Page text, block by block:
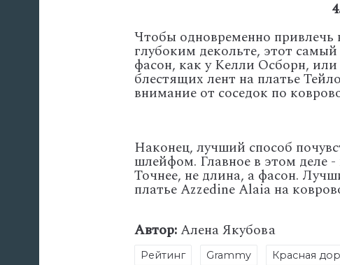
Чтобы одновременно привлечь
глубоким декольте, этот
фасон, как у Келли Осборн,
блестящих лент на платье
внимание от соседок по
Наконец, лучший способ
шлейфом. Главное в этом деле
Точнее, не длина, а фасон.
платье Azzedine Alaia на
Автор:Алена Якубова
Рейтинг Grammy Красная